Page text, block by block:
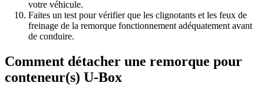
votre véhicule.
Faites un test pour vérifier que les clignotants et les feux de
freinage de la remorque fonctionnement adéquatement avant
de conduire.
Comment détacher une remorque pour
conteneur(s) U-Box